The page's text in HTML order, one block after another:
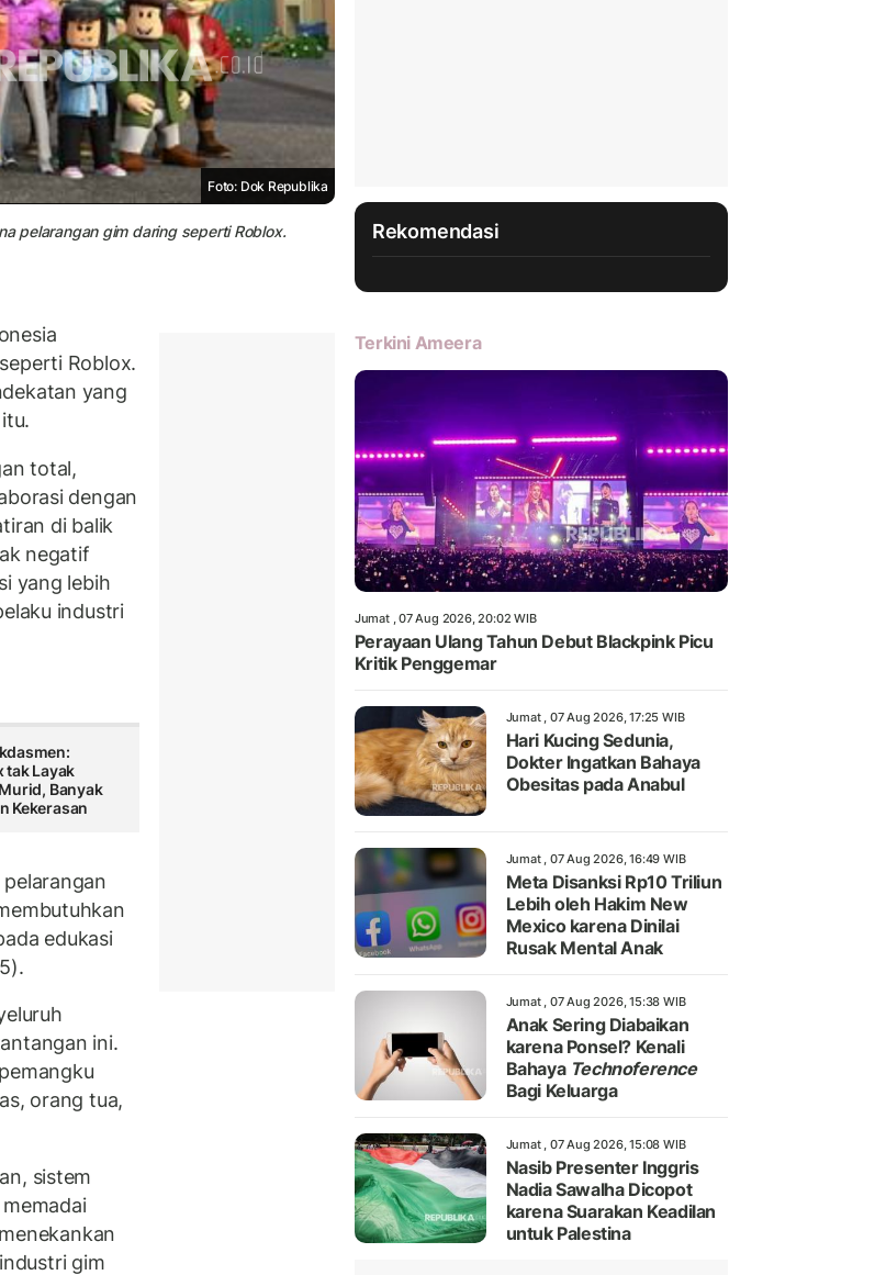
Foto: Dok Republika
pelarangan gim daring seperti Roblox.
Roblox.
yang
total,
dengan
di balik
negatif
yang lebih
industri
tak Layak
Banyak
Kekerasan
edukasi
ini.
orang tua,
sistem
gim
Rekomendasi
Terkini Ameera
Jumat , 07 Aug 2026, 20:02 WIB
Perayaan Ulang Tahun Debut Blackpink Picu
Kritik Penggemar
Jumat , 07 Aug 2026, 17:25 WIB
Hari Kucing Sedunia,
Dokter Ingatkan Bahaya
Obesitas pada Anabul
Jumat , 07 Aug 2026, 16:49 WIB
Meta Disanksi Rp10 Triliun
Lebih oleh Hakim New
Mexico karena Dinilai
Rusak Mental Anak
Jumat , 07 Aug 2026, 15:38 WIB
Anak Sering Diabaikan
karena Ponsel? Kenali
Bahaya Technoference
Bagi Keluarga
Jumat , 07 Aug 2026, 15:08 WIB
Nasib Presenter Inggris
Nadia Sawalha Dicopot
karena Suarakan Keadilan
untuk Palestina